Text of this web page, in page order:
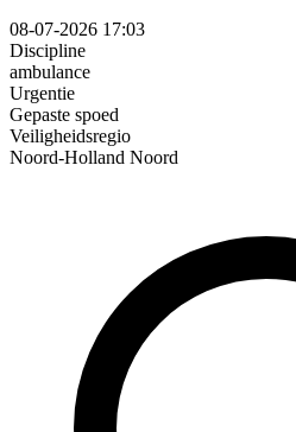
08-07-2026 17:03
Discipline
ambulance
Urgentie
Gepaste spoed
Veiligheidsregio
Noord-Holland Noord